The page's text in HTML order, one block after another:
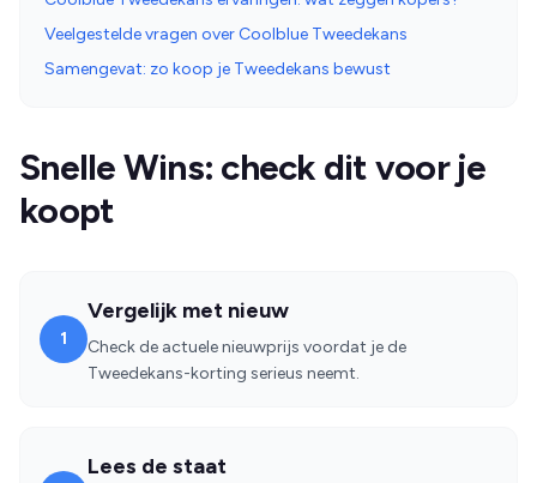
Veelgestelde vragen over Coolblue Tweedekans
Samengevat: zo koop je Tweedekans bewust
Snelle Wins: check dit voor je
koopt
1
Vergelijk met nieuw
Check de actuele nieuwprijs voordat je de
Tweedekans-korting serieus neemt.
Lees de staat